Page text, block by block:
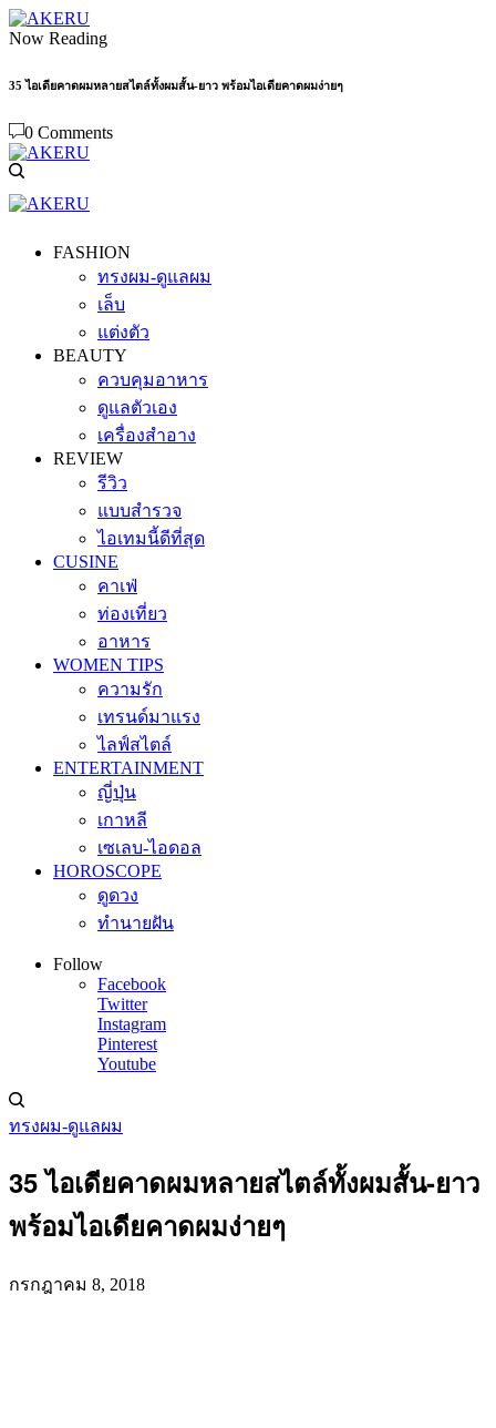
Now Reading
35 ไอเดียคาดผมหลายสไตล์ทั้งผมสั้น-ยาว พร้อมไอเดียคาดผมง่ายๆ
0 Comments
FASHION
ทรงผม-ดูแลผม
เล็บ
แต่งตัว
BEAUTY
ควบคุมอาหาร
ดูแลตัวเอง
เครื่องสำอาง
REVIEW
รีวิว
แบบสำรวจ
ไอเทมนี้ดีที่สุด
CUSINE
คาเฟ่
ท่องเที่ยว
อาหาร
WOMEN TIPS
ความรัก
เทรนด์มาแรง
ไลฟ์สไตล์
ENTERTAINMENT
ญี่ปุ่น
เกาหลี
เซเลบ-ไอดอล
HOROSCOPE
ดูดวง
ทำนายฝัน
Follow
Facebook
Twitter
Instagram
Pinterest
Youtube
ทรงผม-ดูแลผม
35 ไอเดียคาดผมหลายสไตล์ทั้งผมสั้น-ยาว
พร้อมไอเดียคาดผมง่ายๆ
กรกฎาคม 8, 2018